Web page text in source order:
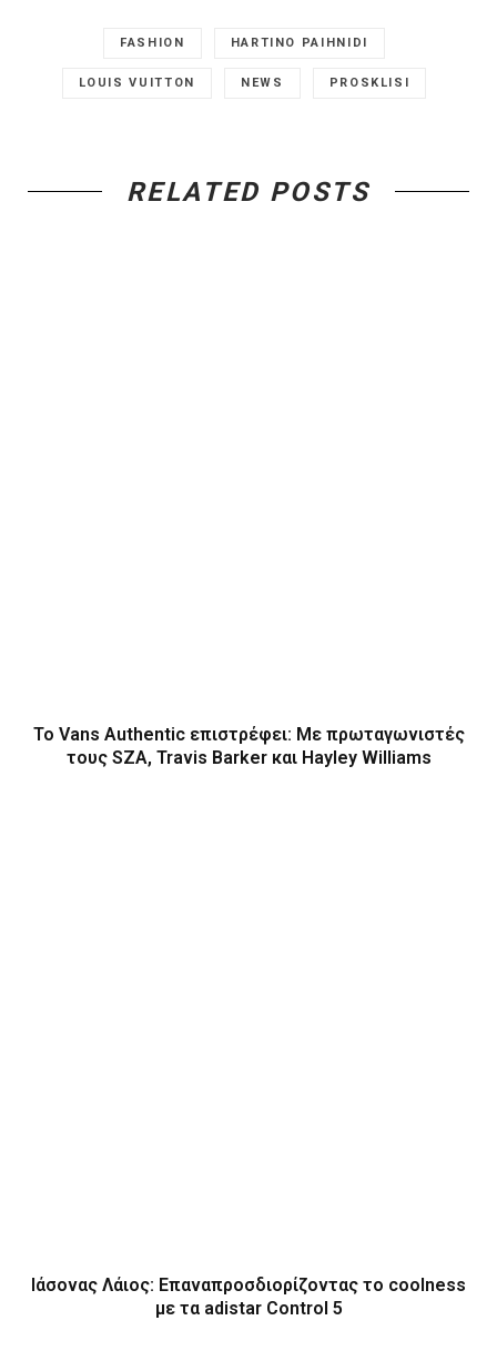
FASHION HARTINO PAIHNIDI
LOUIS VUITTON NEWS PROSKLISI
RELATED POSTS
Το Vans Authentic επιστρέφει: Με πρωταγωνιστές
τους SZA, Travis Barker και Hayley Williams
Ιάσονας Λάιος: Επαναπροσδιορίζοντας το coolness
με τα adistar Control 5